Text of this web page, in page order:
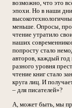
возможно, что это
эпохи. Но в наши
меньше. Опросы,
чтение утратило
наших
попросту стало
авторов, каждый
разного уровня
чтение книг стало
круга лиц. И
– для писателей»?
А, может быть, мы